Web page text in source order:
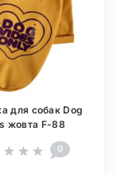
для собак Dog
жовта F-88
0